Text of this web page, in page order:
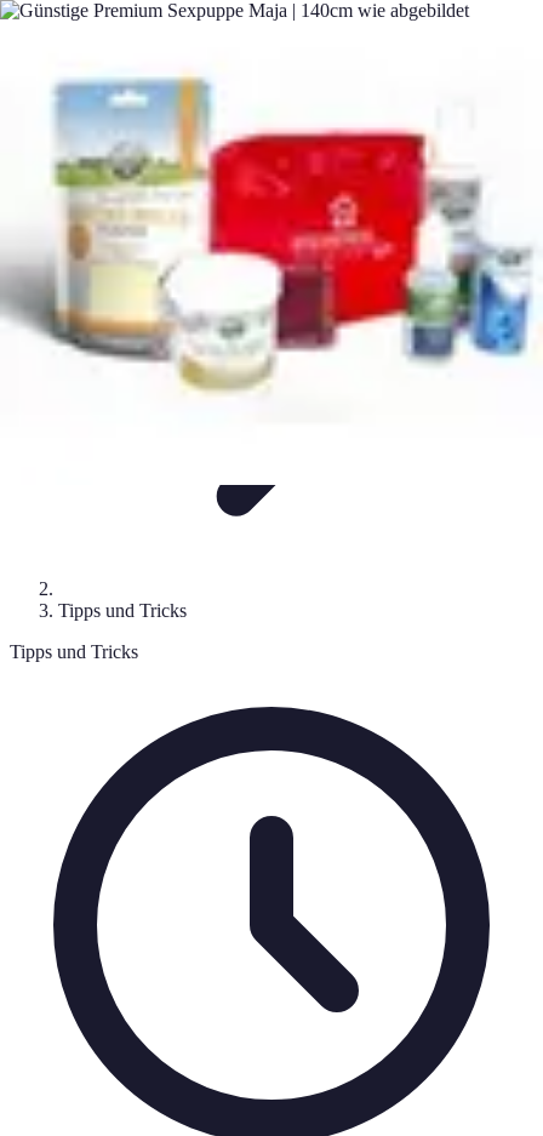
Flug und Reiseangebote
Flug und Reiseangebote
Tipps und Tricks
Tipps und Tricks